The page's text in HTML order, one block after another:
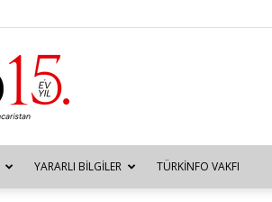
YARARLI BILGILER TÜRKINFO VAKFI